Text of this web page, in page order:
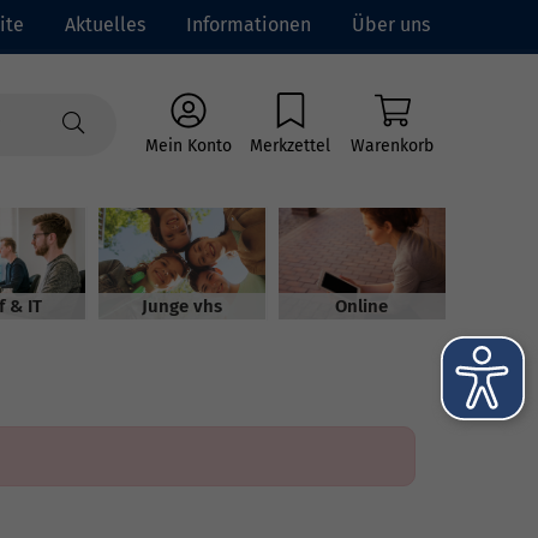
Aktuelles Informationen Über uns
Mein Konto Merkzettel Warenkorb
& IT Junge vhs Online